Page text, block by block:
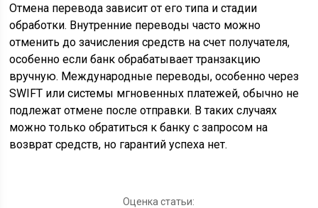
Отмена перевода зависит от его типа и стадии
обработки. Внутренние переводы часто можно
отменить до зачисления средств на счет получателя,
особенно если банк обрабатывает транзакцию
вручную. Международные переводы, особенно через
SWIFT или системы мгновенных платежей, обычно не
подлежат отмене после отправки. В таких случаях
можно только обратиться к банку с запросом на
возврат средств, но гарантий успеха нет.
Оценка статьи: